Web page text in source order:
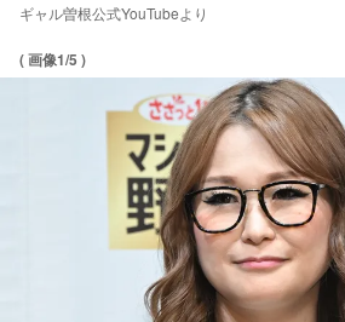
ギャル曽根公式YouTubeより
( 画像1/5 )